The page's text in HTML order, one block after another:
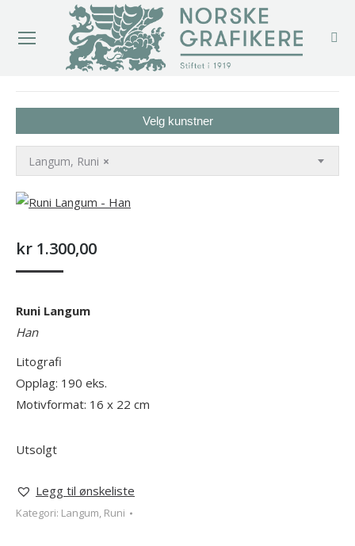
Velg kunstner
×
Langum, Runi
kr 1.300,00
Runi Langum
Han
Litografi
Opplag: 190 eks.
Motivformat: 16 x 22 cm
Utsolgt
Legg til ønskeliste
Kategori: Langum, Runi